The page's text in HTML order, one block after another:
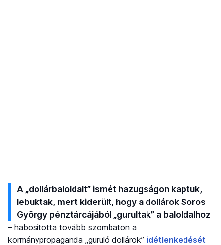
A „dollárbaloldalt” ismét hazugságon kaptuk,
lebuktak, mert kiderült, hogy a dollárok Soros
György pénztárcájából „gurultak” a baloldalhoz
– habosította tovább szombaton a
kormánypropaganda „guruló dollárok” idétlenkedését